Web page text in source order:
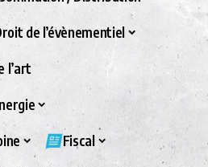
de l’évènementiel
l’art
Fiscal